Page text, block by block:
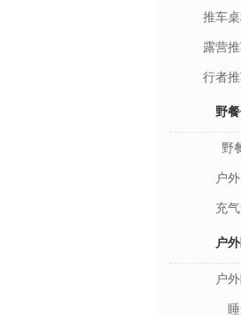
推车
露营
行者
野
野
户
充
户
户